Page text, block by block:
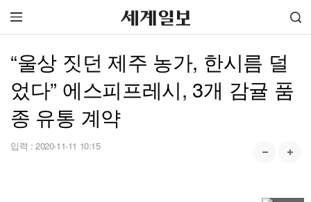
“울상 짓던 제주 농가, 한시름 덜
었다” 에스피프레시, 3개 감귤 품
종 유통 계약
입력 : 2020-11-11 10:15